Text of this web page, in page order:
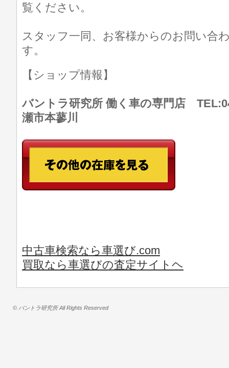
覧ください。
スタッフ一同、お客様からのお問い合
す。
【ショップ情報】
バントラ研究所 働く車の専門店
瀬市本蓼川
中古車検索なら車選び.com
買取なら車選びの査定サイトヘ
© バントラ研究所 All Rights Reserved